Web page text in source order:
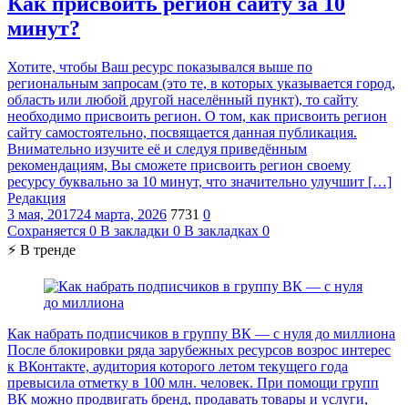
минут?
Хотите, чтобы Ваш ресурс показывался выше по
региональным запросам (это те, в которых указывается город,
область или любой другой населённый пункт), то сайту
необходимо присвоить регион. О том, как присвоить регион
сайту самостоятельно, посвящается данная публикация.
Внимательно изучите её и следуя приведённым
рекомендациям, Вы сможете присвоить регион своему
ресурсу буквально за 10 минут, что значительно улучшит […]
Редакция
3 мая, 201724 марта, 2026 7731 0
Сохраняется 0 В закладки 0 В закладках 0
⚡ В тренде
Как набрать подписчиков в группу ВК — с нуля до миллиона
После блокировки ряда зарубежных ресурсов возрос интерес
к ВКонтакте, аудитория которого летом текущего года
превысила отметку в 100 млн. человек. При помощи групп
ВК можно продвигать бренд, продавать товары и услуги,